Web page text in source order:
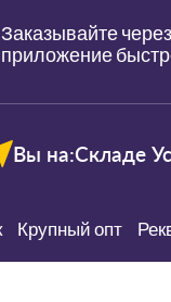
Заказывайте через
приложение
Вы на:Складе
Крупный опт